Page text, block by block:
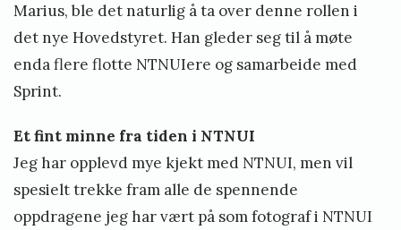
Marius, ble det naturlig å ta over denne rollen i
det nye Hovedstyret. Han gleder seg til å møte
enda flere flotte NTNUIere og samarbeide med
Sprint.
Et fint minne fra tiden i NTNUI
Jeg har opplevd mye kjekt med NTNUI, men vil
spesielt trekke fram alle de spennende
oppdragene jeg har vært på som fotograf i NTNUI